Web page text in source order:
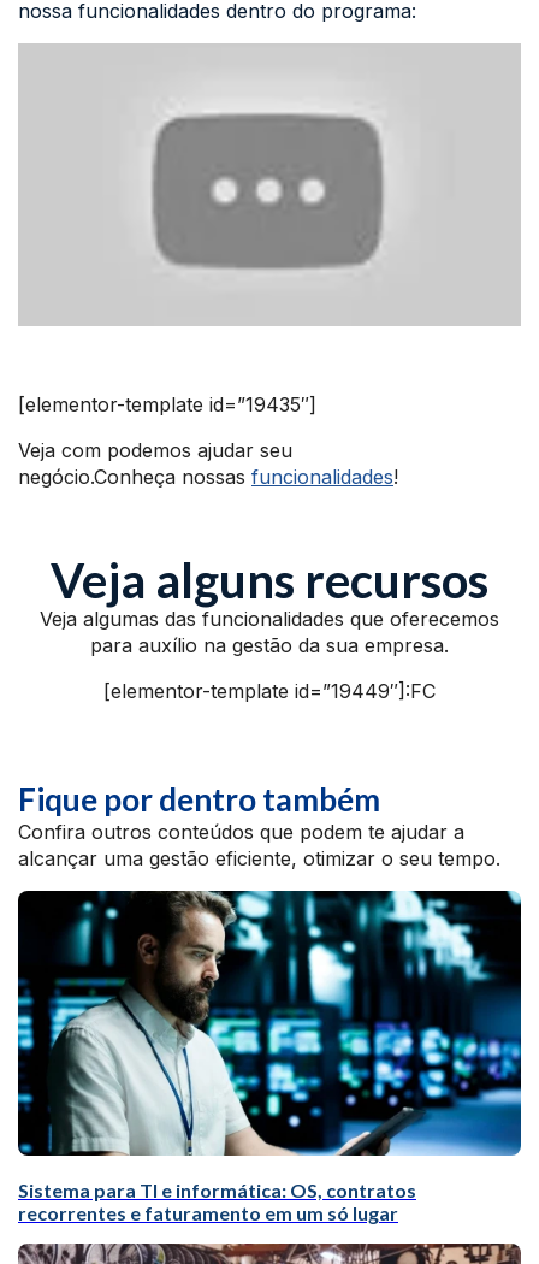
nossa funcionalidades dentro do programa:
[elementor-template id=”19435″]
Veja com podemos ajudar seu
negócio.Conheça nossas funcionalidades!
Veja alguns recursos
Veja algumas das funcionalidades que oferecemos
para auxílio na gestão da sua empresa.
[elementor-template id=”19449″]:FC
Fique por dentro também
Confira outros conteúdos que podem te ajudar a
alcançar uma gestão eficiente, otimizar o seu tempo.
Sistema para TI e informática: OS, contratos
recorrentes e faturamento em um só lugar